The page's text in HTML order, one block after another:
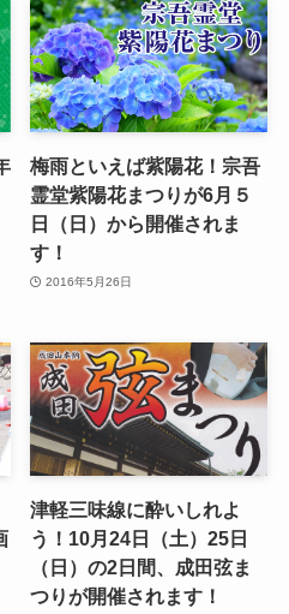
梅雨といえば紫陽花！宗吾
霊堂紫陽花まつりが6月５
日（日）から開催されま
す！
2016年5月26日
津軽三味線に酔いしれよ
う！10月24日（土）25日
（日）の2日間、成田弦ま
つりが開催されます！